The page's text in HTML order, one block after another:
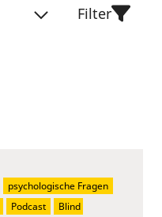
Filter
psychologische Fragen
Podcast
Blind